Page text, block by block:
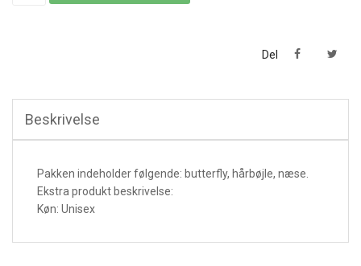
Del
Beskrivelse
Pakken indeholder følgende: butterfly, hårbøjle, næse.
Ekstra produkt beskrivelse:
Køn: Unisex